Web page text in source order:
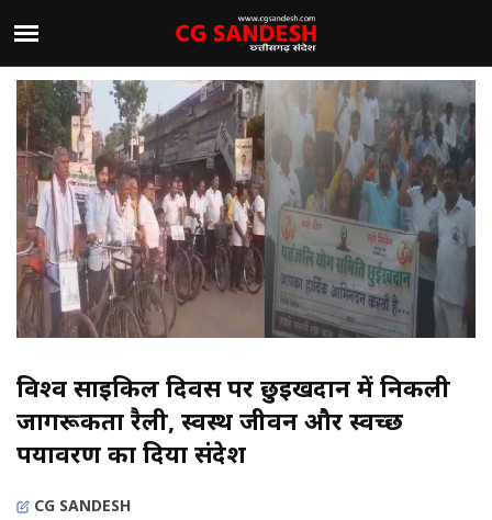
विश्व साइकिल दिवस पर छुईखदान में निकली
जागरूकता रैली, स्वस्थ जीवन और स्वच्छ
पर्यावरण का दिया संदेश
CG SANDESH